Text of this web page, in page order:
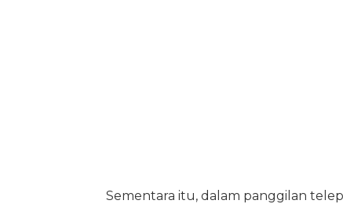
Sementara itu, dalam panggilan